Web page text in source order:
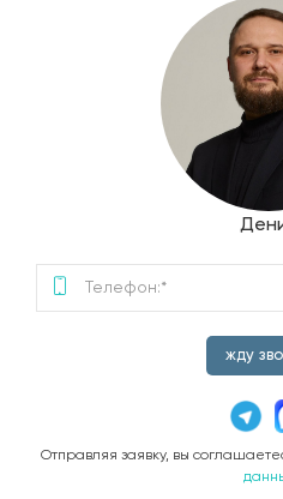
жду
Отправляя заявку, вы